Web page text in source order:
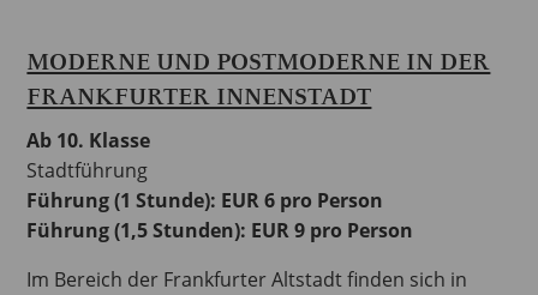
MODERNE UND POSTMODERNE IN DER
FRANKFURTER INNENSTADT
Ab 10. Klasse
Stadtführung
Führung (1 Stunde): EUR 6 pro Person
Führung (1,5 Stunden): EUR 9 pro Person
Im Bereich der Frankfurter Altstadt finden sich in